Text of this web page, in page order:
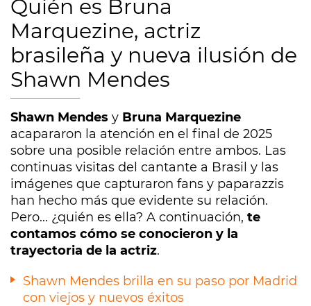
Quién es Bruna
Marquezine, actriz
brasileña y nueva ilusión de
Shawn Mendes
Shawn Mendes y Bruna Marquezine
acapararon la atención en el final de 2025
sobre una posible relación entre ambos. Las
continuas visitas del cantante a Brasil y las
imágenes que capturaron fans y paparazzis
han hecho más que evidente su relación.
Pero... ¿quién es ella? A continuación, te
contamos cómo se conocieron y la
trayectoria de la actriz.
Shawn Mendes brilla en su paso por Madrid
con viejos y nuevos éxitos